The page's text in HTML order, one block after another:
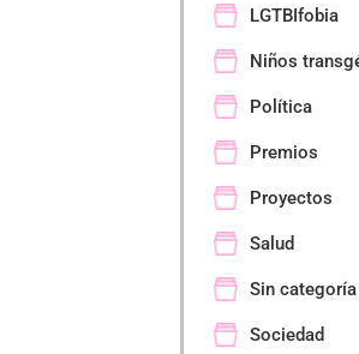
LGTBIfobia
Niños
Política
Premios
Proyectos
Salud
Sin categoría
Sociedad